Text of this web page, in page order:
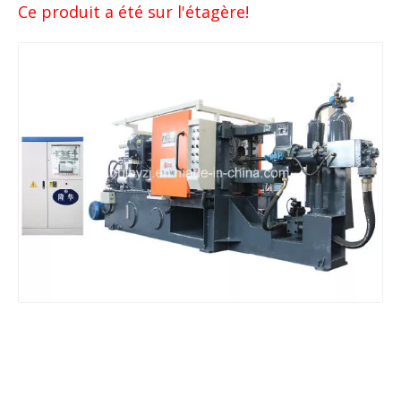
Ce produit a été sur l'étagère!